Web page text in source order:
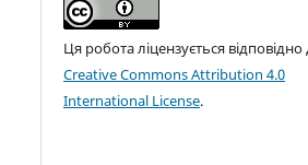
Ця робота ліцензується відповідно
Creative Commons Attribution 4.0
International License.